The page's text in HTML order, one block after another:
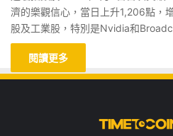
濟的樂觀信心，當日上升1,206點，
股及工業股，特別是Nvidia和
閱讀更多